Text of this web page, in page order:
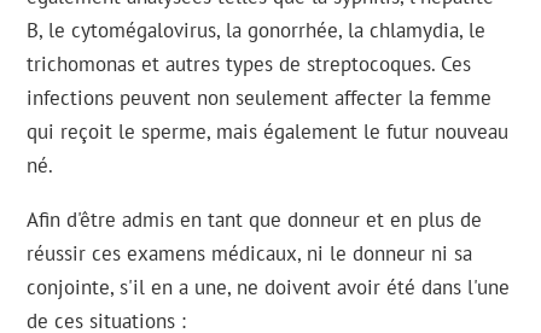
B, le cytomégalovirus, la gonorrhée, la chlamydia, le
trichomonas et autres types de streptocoques. Ces
infections peuvent non seulement affecter la femme
qui reçoit le sperme, mais également le futur nouveau
né.
Afin d'être admis en tant que donneur et en plus de
réussir ces examens médicaux, ni le donneur ni sa
conjointe, s'il en a une, ne doivent avoir été dans l'une
de ces situations :